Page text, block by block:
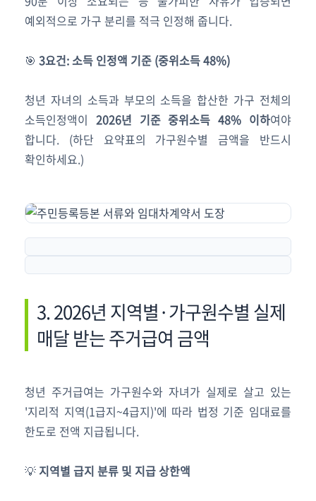
예외적으로 가구 분리를 적극 인정해 줍니다.
🎯 3요건: 소득 인정액 기준 (중위소득 48%)
청년 자녀의 소득과 부모의 소득을 합산한 가구 전체의
소득인정액이 2026년 기준 중위소득 48% 이하여야
합니다. (하단 요약표의 가구원수별 금액을 반드시
확인하세요.)
3. 2026년 지역별·가구원수별 실제
매달 받는 주거급여 금액
청년 주거급여는 가구원수와 자녀가 실제로 살고 있는
'지리적 지역(1급지~4급지)'에 따라 법정 기준 임대료를
한도로 전액 지급됩니다.
💡 지역별 급지 분류 및 지급 상한액